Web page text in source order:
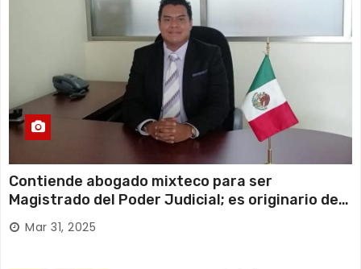
Contiende abogado mixteco para ser
Magistrado del Poder Judicial; es originario de
Huajuapan de León
Mar 31, 2025